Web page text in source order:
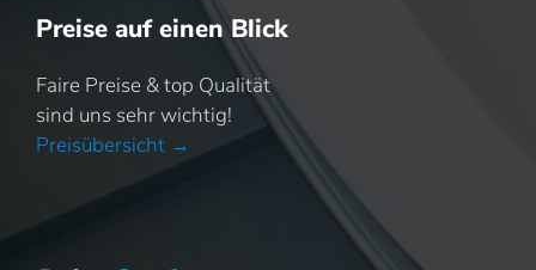
Preise auf einen Blick
Faire Preise & top Qualität
sind uns sehr wichtig!
Preisübersicht →